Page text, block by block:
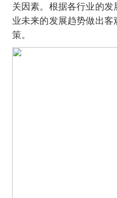
关因素。根据各行业的
业未来的发展趋势做出
策。